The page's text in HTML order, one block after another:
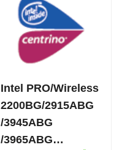
Intel PRO/Wireless
2200BG/2915ABG
/3945ABG
/3965ABG